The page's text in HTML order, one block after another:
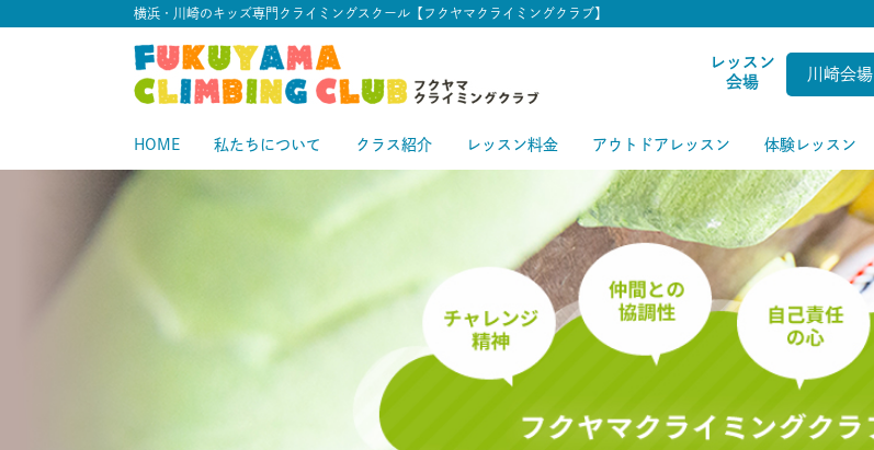
横浜・川崎のキッズ専門クライミングスクール【フクヤマクライミングクラブ】
レッスン
会場
川崎会場
HOME 私たちについて クラス紹介
中上級クラス
上級クラス
レッスン料金
中上級クラス
アウトドアレッスン 体験レッスン